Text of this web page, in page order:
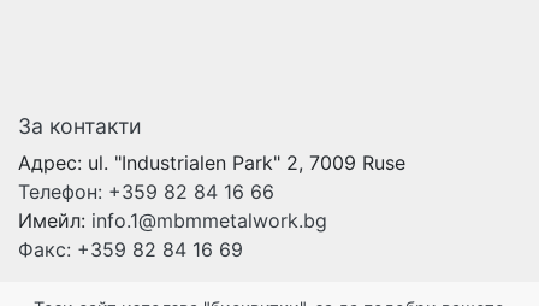
За контакти
Адрес: ul. "Industrialen Park" 2, 7009 Ruse
Телефон: +359 82 84 16 66
Имейл: info.1@mbmmetalwork.bg
Факс: +359 82 84 16 69